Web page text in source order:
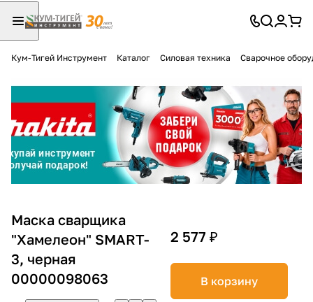
Кум-Тигей Инструмент Каталог Силовая техника Сварочное
Маска сварщика
"Хамелеон" SMART-
3, черная
00000098063
2 577 ₽
В корзину
Разбейте
оплатуна части
без переплат
График платежей
Сегодня
25%